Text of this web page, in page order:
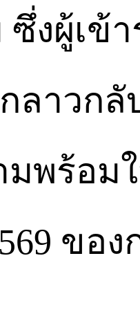
งผู้เข้
ลาวกลั
มพร้อม
ขอ